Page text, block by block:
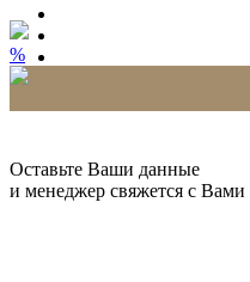
%
Оставьте Ваши данные
и менеджер свяжется с